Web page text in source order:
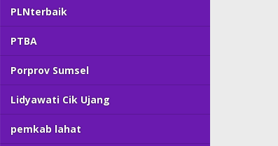
PLNterbaik
PTBA
Porprov Sumsel
Lidyawati Cik Ujang
pemkab lahat